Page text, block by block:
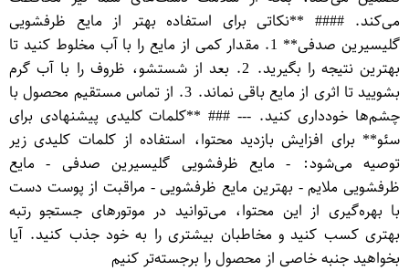
می‌کند. #### **نکاتی برای استفاده بهتر از مایع ظرفشویی
گلیسیرین صدفی** 1. مقدار کمی از مایع را با آب مخلوط کنید تا
بهترین نتیجه را بگیرید. 2. بعد از شستشو، ظروف را با آب گرم
بشویید تا اثری از مایع باقی نماند. 3. از تماس مستقیم محصول با
چشم‌ها خودداری کنید. --- ### **کلمات کلیدی پیشنهادی برای
سئو** برای افزایش بازدید محتوا، استفاده از کلمات کلیدی زیر
توصیه می‌شود: - مایع ظرفشویی گلیسیرین صدفی - مایع
ظرفشویی ملایم - بهترین مایع ظرفشویی - مراقبت از پوست دست
با بهره‌گیری از این محتوا، می‌توانید در موتورهای جستجو رتبه
بهتری کسب کنید و مخاطبان بیشتری را به خود جذب کنید. آیا
بخواهید جنبه خاصی از محصول را برجسته‌تر کنیم